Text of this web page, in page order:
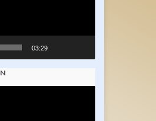
03:29